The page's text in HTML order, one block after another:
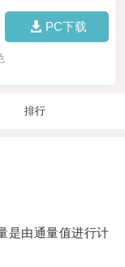
PC下载
排行
由通量值进行计